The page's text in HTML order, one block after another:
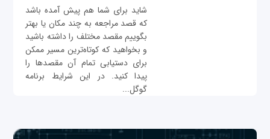
شاید برای شما هم پیش آمده باشد
که قصد مراجعه به چند مکان یا بهتر
بگوییم مقصد مختلف را داشته باشید
و بخواهید که کوتاه‌ترین مسیر ممکن
برای دستیابی تمام آن مقصدها را
پیدا کنید. در این شرایط برنامه
گوگل...